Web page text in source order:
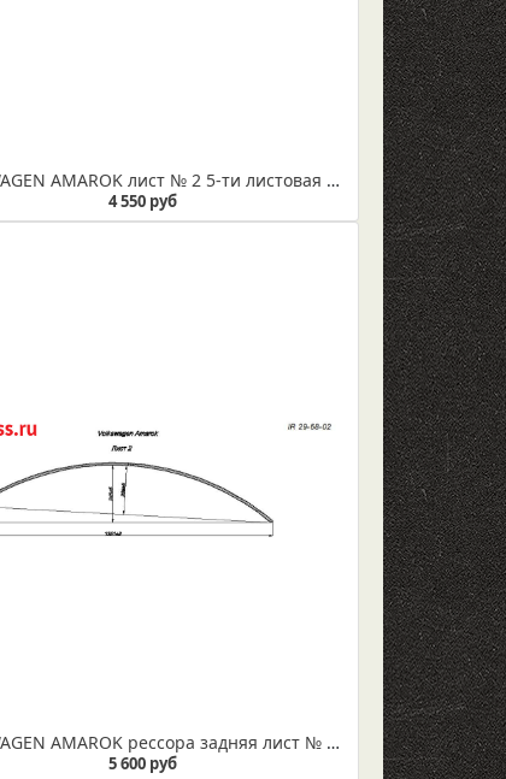
VOLKSWAGEN AMAROK лист № 2 5-ти листовая рессора (IR 29-146-02)
4 550 руб
VOLKSWAGEN AMAROK рессора задняя лист № 2 усиленный (3-х листовая) (Арт.IR 29-68-02)
5 600 руб